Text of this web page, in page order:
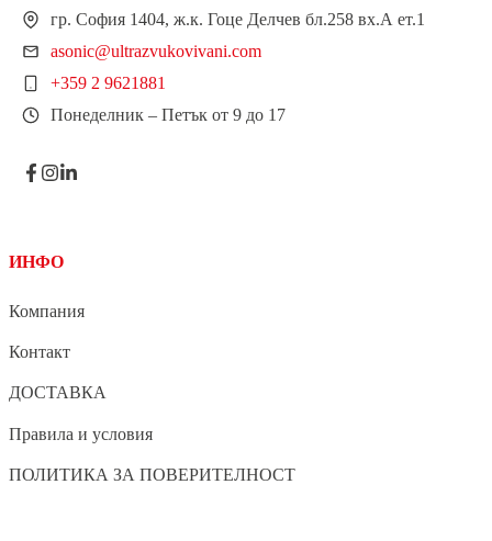
гр. София 1404, ж.к. Гоце Делчев бл.258 вх.А ет.1
asonic@ultrazvukovivani.com
+359 2 9621881
Понеделник – Петък от 9 до 17
ИНФО
Компания
Контакт
ДОСТАВКА
Правила и условия
ПОЛИТИКА ЗА ПОВЕРИТЕЛНОСТ